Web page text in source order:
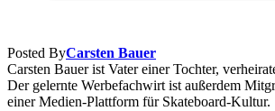
Posted ByCarsten Bauer
Carsten Bauer ist Vater einer Tochter,
Der gelernte Werbefachwirt ist außerdem
einer Medien-Plattform für Skateboard-Kultur.